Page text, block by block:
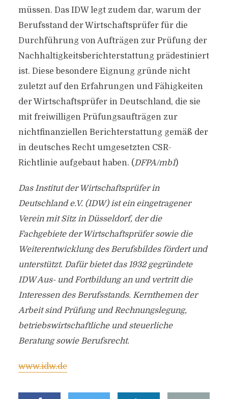
müssen. Das IDW legt zudem dar, warum der
Berufsstand der Wirtschaftsprüfer für die
Durchführung von Aufträgen zur Prüfung der
Nachhaltigkeitsberichterstattung prädestiniert
ist. Diese besondere Eignung gründe nicht
zuletzt auf den Erfahrungen und Fähigkeiten
der Wirtschaftsprüfer in Deutschland, die sie
mit freiwilligen Prüfungsaufträgen zur
nichtfinanziellen Berichterstattung gemäß der
in deutsches Recht umgesetzten CSR-
Richtlinie aufgebaut haben. (DFPA/mb1)
Das Institut der Wirtschaftsprüfer in
Deutschland e.V. (IDW) ist ein eingetragener
Verein mit Sitz in Düsseldorf, der die
Fachgebiete der Wirtschaftsprüfer sowie die
Weiterentwicklung des Berufsbildes fördert und
unterstützt. Dafür bietet das 1932 gegründete
IDW Aus- und Fortbildung an und vertritt die
Interessen des Berufsstands. Kernthemen der
Arbeit sind Prüfung und Rechnungslegung,
betriebswirtschaftliche und steuerliche
Beratung sowie Berufsrecht.
www.idw.de